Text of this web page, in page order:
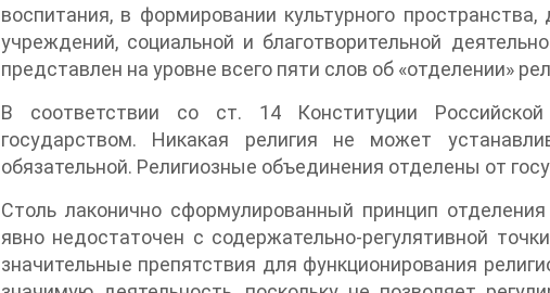
воспитания, в формировании культурного
учреждений, социальной и благотворительной
представлен на уровне всего пяти слов об «отделении»
В соответствии со ст. 14 Конституции
государством. Никакая религия не может
обязательной. Религиозные объединения отделены от
Столь лаконично сформулированный принцип
явно недостаточен с содержательно-регулятивной
значительные препятствия для функционирования